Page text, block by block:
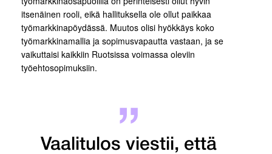
itsenäinen rooli, eikä hallituksella ole ollut paikkaa
työmarkkinapöydässä. Muutos olisi hyökkäys koko
työmarkkinamallia ja sopimusvapautta vastaan, ja se
vaikuttaisi kaikkiin Ruotsissa voimassa oleviin
työehtosopimuksiin.
Vaalitulos viestii, että